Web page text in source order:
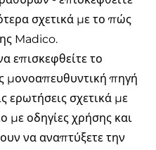
σχετικά με το πώς
Madico.
επισκεφθείτε το
μονοαπευθυντική πηγή
ερωτήσεις σχετικά με
με οδηγίες χρήσης και
να αναπτύξετε την